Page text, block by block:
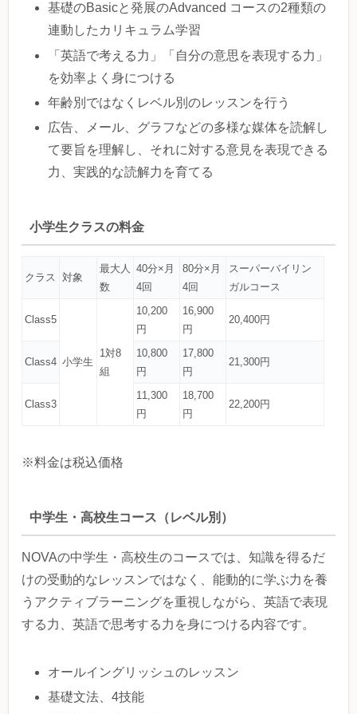
基礎のBasicと発展のAdvanced コースの2種類の
連動したカリキュラム学習
「英語で考える力」「自分の意思を表現する力」
を効率よく身につける
年齢別ではなくレベル別のレッスンを行う
広告、メール、グラフなどの多様な媒体を読解し
て要旨を理解し、それに対する意見を表現できる
力、実践的な読解力を育てる
小学生クラスの料金
クラス 対象
最大人
数
40分×月
4回
80分×月
4回
スーパーバイリン
ガルコース
Class5
小学生
1対8
組
10,200
円
16,900
円
20,400円
Class4
10,800
円
17,800
円
21,300円
Class3
11,300
円
18,700
円
22,200円
※料金は税込価格
中学生・高校生コース（レベル別）
NOVAの中学生・高校生のコースでは、知識を得るだ
けの受動的なレッスンではなく、能動的に学ぶ力を養
うアクティブラーニングを重視しながら、英語で表現
する力、英語で思考する力を身につける内容です。
オールイングリッシュのレッスン
基礎文法、4技能